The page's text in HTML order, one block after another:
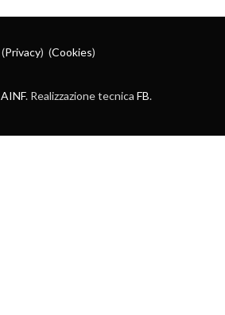
(Privacy) (Cookies)
AINF. Realizzazione tecnica FB.